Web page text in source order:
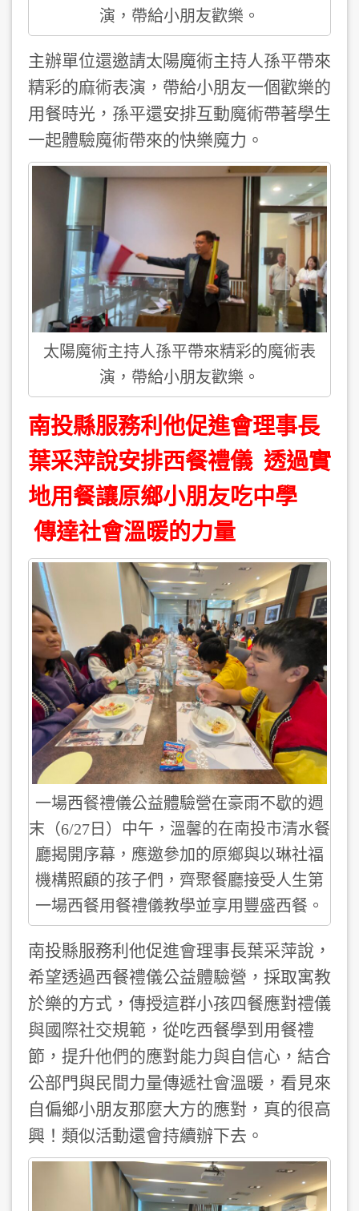
演，帶給小朋友歡樂。
主辦單位還邀請太陽魔術主持人孫平帶來
精彩的麻術表演，帶給小朋友一個歡樂的
用餐時光，孫平還安排互動魔術帶著學生
一起體驗魔術帶來的快樂魔力。
太陽魔術主持人孫平帶來精彩的魔術表
演，帶給小朋友歡樂。
南投縣服務利他促進會理事長
葉采萍說安排西餐禮儀 透過實
地用餐讓原鄉小朋友吃中學
傳達社會溫暖的力量
一場西餐禮儀公益體驗營在豪雨不歇的週
末（6/27日）中午，溫馨的在南投市清水餐
廳揭開序幕，應邀參加的原鄉與以琳社福
機構照顧的孩子們，齊聚餐廳接受人生第
一場西餐用餐禮儀教學並享用豐盛西餐。
南投縣服務利他促進會理事長葉采萍說，
希望透過西餐禮儀公益體驗營，採取寓教
於樂的方式，傳授這群小孩四餐應對禮儀
與國際社交規範，從吃西餐學到用餐禮
節，提升他們的應對能力與自信心，結合
公部門與民間力量傳遞社會溫暖，看見來
自偏鄉小朋友那麼大方的應對，真的很高
興！類似活動還會持續辦下去。